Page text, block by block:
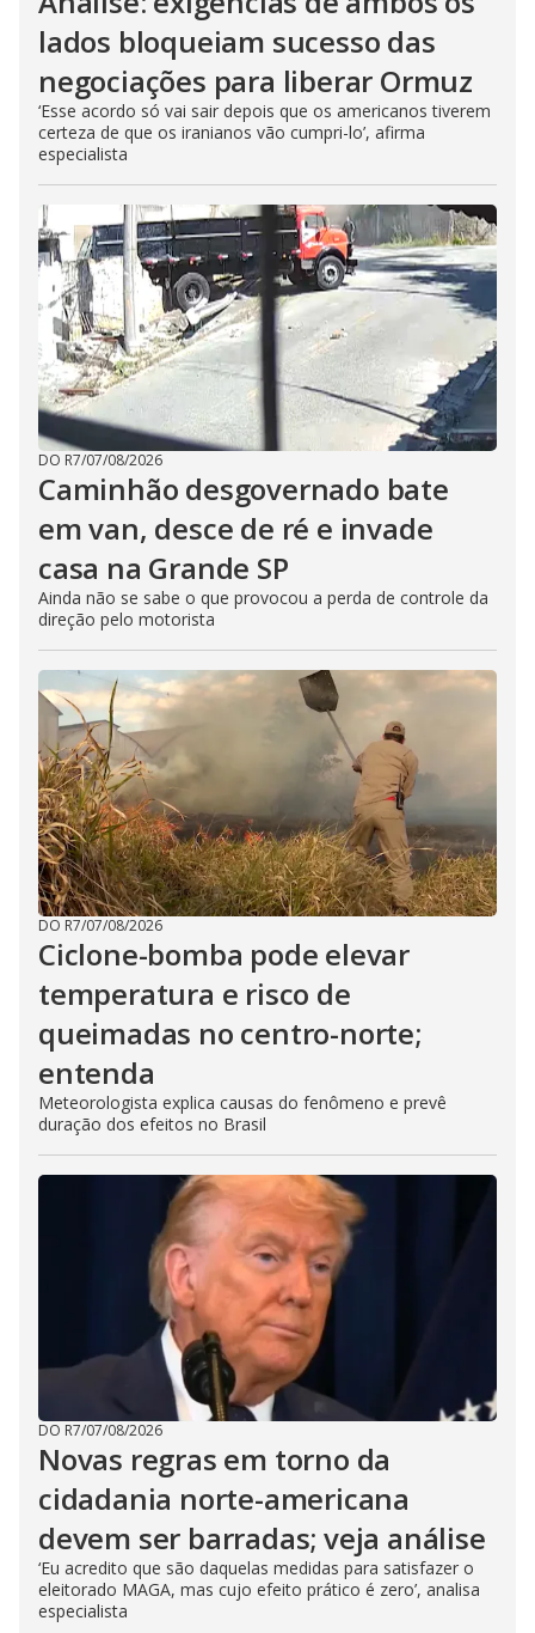
lados bloqueiam sucesso das
negociações para liberar Ormuz
‘Esse acordo só vai sair depois que os americanos tiverem
certeza de que os iranianos vão cumpri-lo’, afirma
especialista
DO R7/07/08/2026
Caminhão desgovernado bate
em van, desce de ré e invade
casa na Grande SP
Ainda não se sabe o que provocou a perda de controle da
direção pelo motorista
DO R7/07/08/2026
Ciclone-bomba pode elevar
temperatura e risco de
queimadas no centro-norte;
entenda
Meteorologista explica causas do fenômeno e prevê
duração dos efeitos no Brasil
DO R7/07/08/2026
Novas regras em torno da
cidadania norte-americana
devem ser barradas; veja análise
‘Eu acredito que são daquelas medidas para satisfazer o
eleitorado MAGA, mas cujo efeito prático é zero’, analisa
especialista